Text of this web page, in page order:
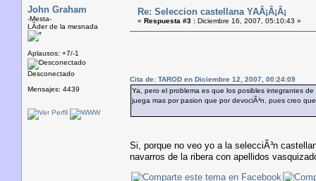
John Graham
-Mesta-
LÃ­der de la mesnada
Aplausos: +7/-1
Desconectado
Mensajes: 4439
Re: Seleccion castellana YAÂ¡Â¡Â¡
« Respuesta #3 : Diciembre 16, 2007, 05:10:43 »
Cita de: TAROD en Diciembre 12, 2007, 00:24:09
Ya, pero el problema es que los posibles integrantes
juega mas por pasion que por devociÃ³n, pues creo
Si, porque no veo yo a la selecciÃ³n
navarros de la ribera con apellidos